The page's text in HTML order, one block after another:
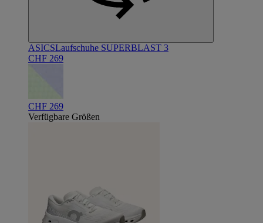
ASICSLaufschuhe SUPERBLAST 3
CHF 269
CHF 269
Verfügbare Größen